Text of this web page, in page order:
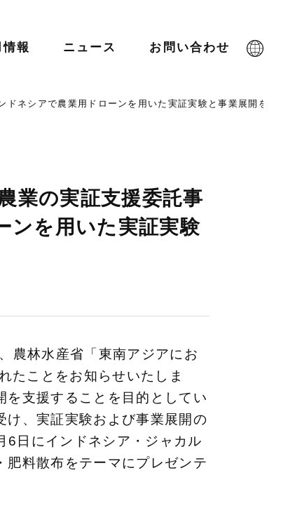
報 ニュース お問い合わせ
ネシアで農業用ドローンを用いた実証実験と事業展開を目指す
業の実証支援委託事
を用いた実証実験
農林水産省「東南アジアにお
たことをお知らせいたしま
支援することを目的としてい
け、実証実験および事業展開の
6日にインドネシア・ジャカル
肥料散布をテーマにプレゼンテ